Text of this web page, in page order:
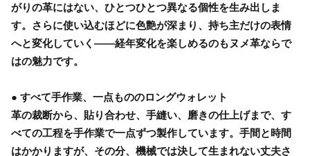
がりの革にはない、ひとつひとつ異なる個性を生み出しま
す。さらに使い込むほどに色艶が深まり、持ち主だけの表情
へと変化していく――経年変化を楽しめるのもヌメ革ならで
はの魅力です。
● すべて手作業、一点もののロングウォレット
革の裁断から、貼り合わせ、手縫い、磨きの仕上げまで、す
べての工程を手作業で一点ずつ製作しています。手間と時間
はかかりますが、その分、機械では決して生まれない丈夫さ